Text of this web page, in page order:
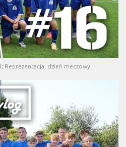
Reprezentacja, dzień meczowy